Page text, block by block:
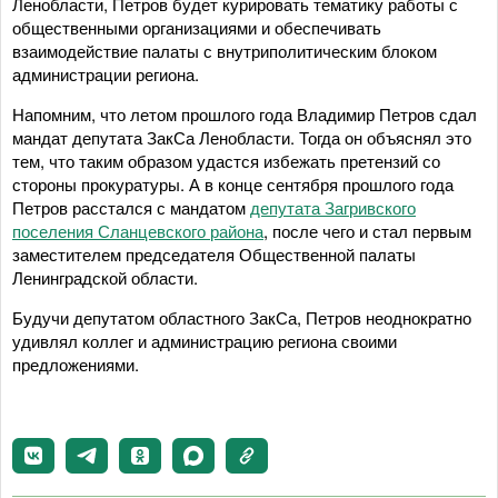
общественными организациями и обеспечивать
взаимодействие палаты с внутриполитическим блоком
администрации региона.
Напомним, что летом прошлого года Владимир Петров сдал
мандат депутата ЗакСа Ленобласти. Тогда он объяснял это
тем, что таким образом удастся избежать претензий со
стороны прокуратуры. А в конце сентября прошлого года
Петров расстался с мандатом депутата Загривского
поселения Сланцевского района, после чего и стал первым
заместителем председателя Общественной палаты
Ленинградской области.
Будучи депутатом областного ЗакСа, Петров неоднократно
удивлял коллег и администрацию региона своими
предложениями.